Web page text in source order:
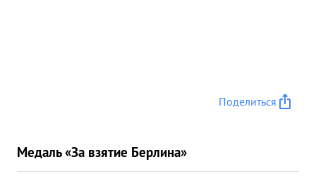
службе и в быту он, своим примером мужества и
боевые подвиги
снижаясь до бреющего полета
сейт ужас и несет смерть фащистским захватчикам
Поделиться
Медаль «За взятие Берлина»